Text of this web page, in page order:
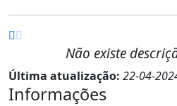
Não existe
Última atualização: 22-04-
Informações